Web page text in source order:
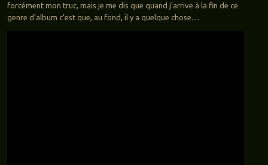
forcément mon truc, mais je me dis que quand j’arrive à la fin de ce
genre d’album c’est que, au fond, il y a quelque chose…